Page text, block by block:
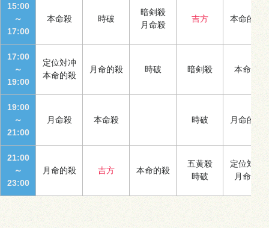
15:00
～
17:00
本命殺 時破
暗剣殺
月命殺
吉方 本命的殺
17:00
～
19:00
定位対冲
本命的殺
月命的殺 時破 暗剣殺 本命殺
19:00
～
21:00
月命殺 本命殺 時破 月命的殺
21:00
～
23:00
月命的殺 吉方 本命的殺
五黄殺
時破
定位対冲
月命殺